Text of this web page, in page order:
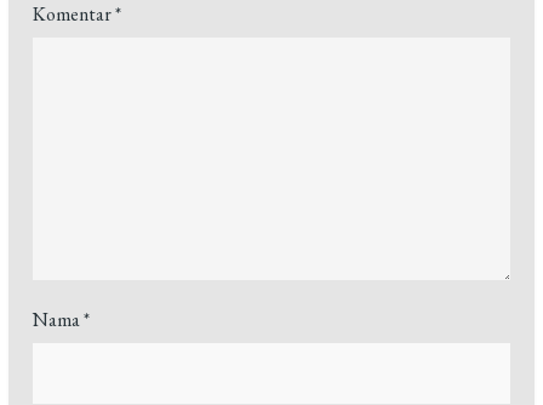
Komentar*
Nama*